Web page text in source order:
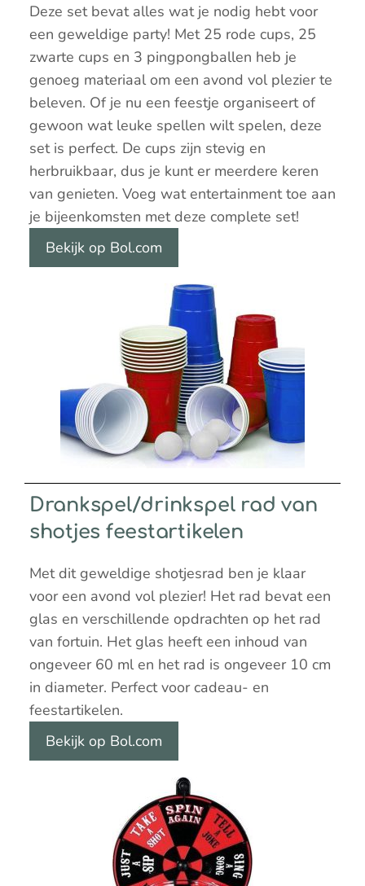
Deze set bevat alles wat je nodig hebt voor
een geweldige party! Met 25 rode cups, 25
zwarte cups en 3 pingpongballen heb je
genoeg materiaal om een avond vol plezier te
beleven. Of je nu een feestje organiseert of
gewoon wat leuke spellen wilt spelen, deze
set is perfect. De cups zijn stevig en
herbruikbaar, dus je kunt er meerdere keren
van genieten. Voeg wat entertainment toe aan
je bijeenkomsten met deze complete set!
Bekijk op Bol.com
Drankspel/drinkspel rad van
shotjes feestartikelen
Met dit geweldige shotjesrad ben je klaar
voor een avond vol plezier! Het rad bevat een
glas en verschillende opdrachten op het rad
van fortuin. Het glas heeft een inhoud van
ongeveer 60 ml en het rad is ongeveer 10 cm
in diameter. Perfect voor cadeau- en
feestartikelen.
Bekijk op Bol.com